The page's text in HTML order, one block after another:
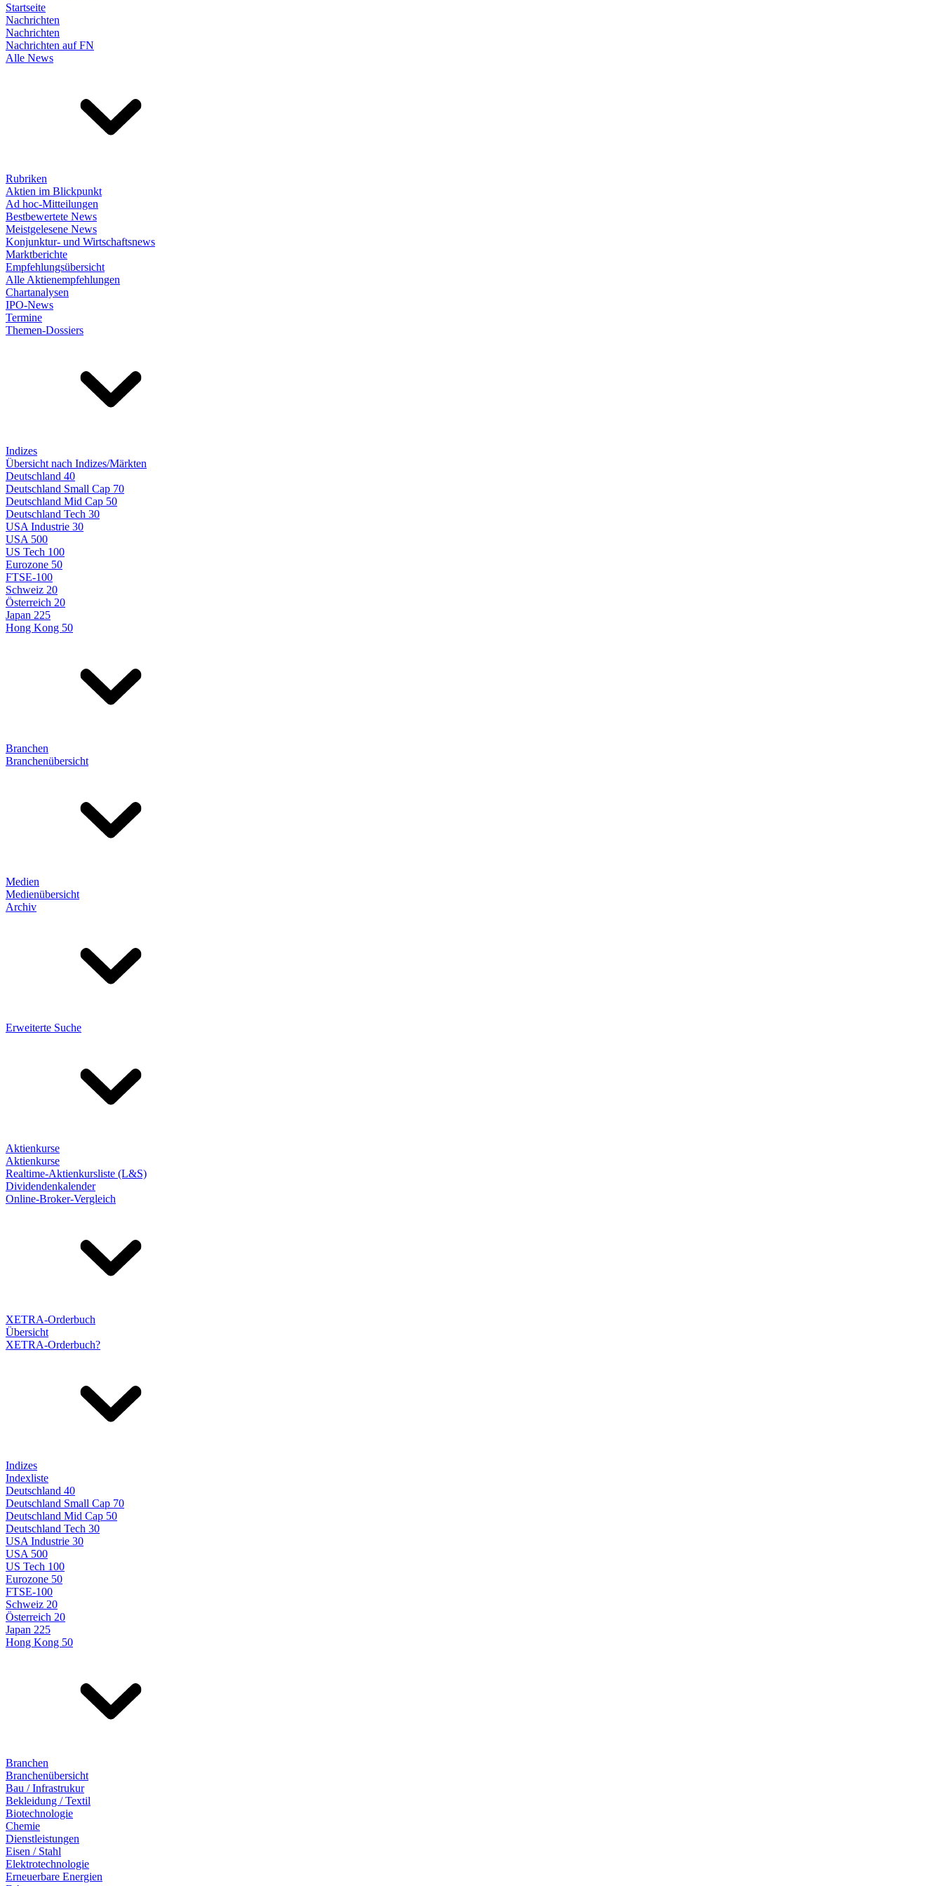
Startseite
Nachrichten
Nachrichten
Nachrichten auf FN
Alle News
Rubriken
Aktien im Blickpunkt
Ad hoc-Mitteilungen
Bestbewertete News
Meistgelesene News
Konjunktur- und Wirtschaftsnews
Marktberichte
Empfehlungsübersicht
Alle Aktienempfehlungen
Chartanalysen
IPO-News
Termine
Themen-Dossiers
Indizes
Übersicht nach Indizes/Märkten
Deutschland 40
Deutschland Small Cap 70
Deutschland Mid Cap 50
Deutschland Tech 30
USA Industrie 30
USA 500
US Tech 100
Eurozone 50
FTSE-100
Schweiz 20
Österreich 20
Japan 225
Hong Kong 50
Branchen
Branchenübersicht
Medien
Medienübersicht
Archiv
Erweiterte Suche
Aktienkurse
Aktienkurse
Realtime-Aktienkursliste (L&S)
Dividendenkalender
Online-Broker-Vergleich
XETRA-Orderbuch
Übersicht
XETRA-Orderbuch?
Indizes
Indexliste
Deutschland 40
Deutschland Small Cap 70
Deutschland Mid Cap 50
Deutschland Tech 30
USA Industrie 30
USA 500
US Tech 100
Eurozone 50
FTSE-100
Schweiz 20
Österreich 20
Japan 225
Hong Kong 50
Branchen
Branchenübersicht
Bau / Infrastrukur
Bekleidung / Textil
Biotechnologie
Chemie
Dienstleistungen
Eisen / Stahl
Elektrotechnologie
Erneuerbare Energien